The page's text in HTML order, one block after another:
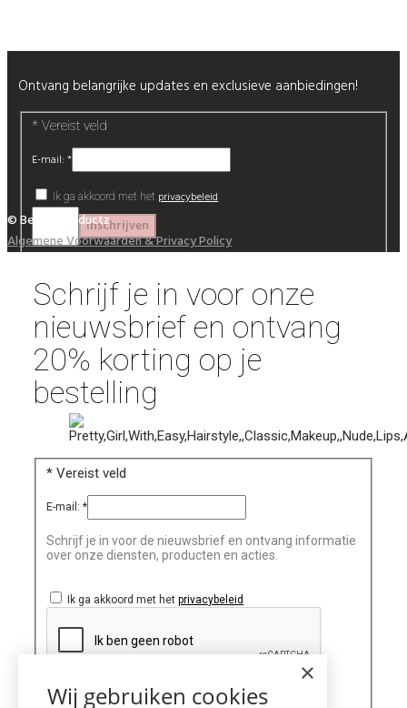
Ontvang belangrijke updates en exclusieve aanbiedingen!
* Vereist veld
E-mail:*
Ik ga akkoord met het privacybeleid
© Beautyproductz
Algemene Voorwaarden & Privacy Policy
Schrijf je in voor onze
nieuwsbrief en ontvang
20% korting op je
bestelling
* Vereist veld
E-mail:*
Schrijf je in voor de nieuwsbrief en ontvang informatie
over onze diensten, producten en acties.
Ik ga akkoord met hetprivacybeleid
×
Wij gebruiken cookies